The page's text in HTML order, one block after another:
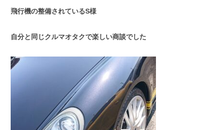
飛行機の整備されているS様
自分と同じクルマオタクで楽しい商談でした